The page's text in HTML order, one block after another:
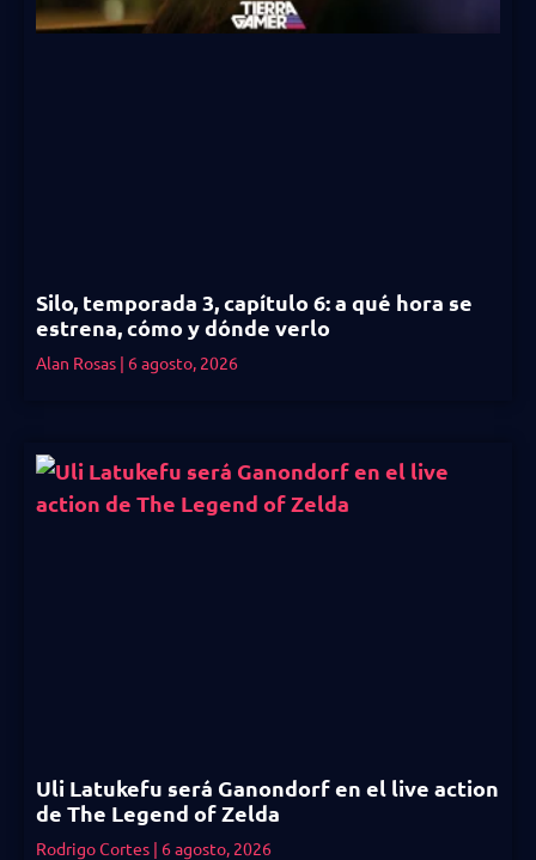
Silo, temporada 3, capítulo 6: a qué hora se
estrena, cómo y dónde verlo
Alan Rosas 6 agosto, 2026
Uli Latukefu será Ganondorf en el live action
de The Legend of Zelda
Rodrigo Cortes 6 agosto, 2026